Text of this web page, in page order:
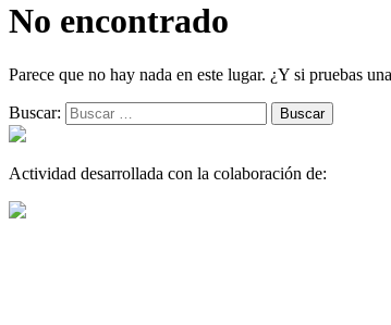
No encontrado
Parece que no hay nada en este lugar. ¿Y si pruebas
Buscar:
Actividad desarrollada con la colaboración de: